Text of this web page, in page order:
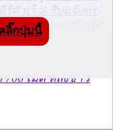
ตัวเร็ว! รีบแจ้งตร.
ยัดบัญชี-ตามเงินได้
700 เม็ด หลังชาว
ลิ๊กปุ่มนี้